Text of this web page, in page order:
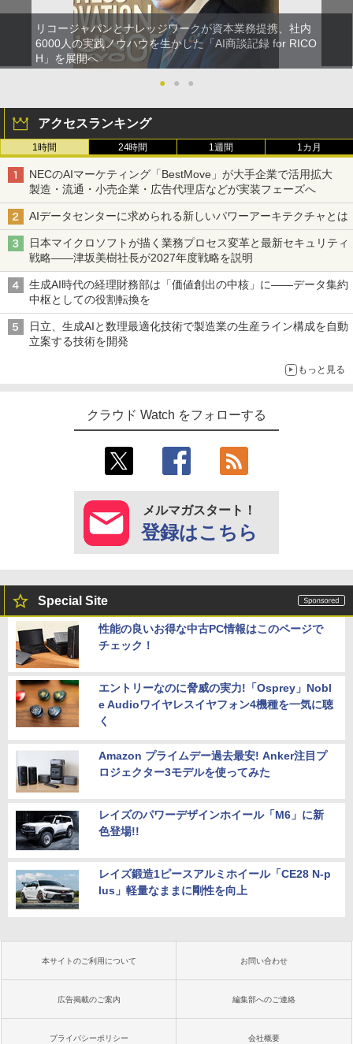
リコージャパンとナレッジワークが資本業務提携、社内
6000人の実践ノウハウを生かした「AI商談記録 for RICO
H」を展開へ
●
● ●
アクセスランキング
1時間 24時間 1週間 1カ月
NECのAIマーケティング「BestMove」が大手企業で活用拡大
製造・流通・小売企業・広告代理店などが実装フェーズへ
AIデータセンターに求められる新しいパワーアーキテクチャとは
日本マイクロソフトが描く業務プロセス変革と最新セキュリティ
戦略――津坂美樹社長が2027年度戦略を説明
生成AI時代の経理財務部は「価値創出の中核」に――データ集約
中枢としての役割転換を
日立、生成AIと数理最適化技術で製造業の生産ライン構成を自動
立案する技術を開発
もっと見る
クラウド Watch をフォローする
メルマガスタート！
登録はこちら
Special Site
性能の良いお得な中古PC情報はこのページで
チェック！
エントリーなのに脅威の実力!「Osprey」Nobl
e Audioワイヤレスイヤフォン4機種を一気に聴
く
Amazon プライムデー過去最安! Anker注目プ
ロジェクター3モデルを使ってみた
レイズのパワーデザインホイール「M6」に新
色登場!!
レイズ鍛造1ピースアルミホイール「CE28 N-p
lus」軽量なままに剛性を向上
本サイトのご利用について お問い合わせ
広告掲載のご案内 編集部へのご連絡
プライバシーポリシー 会社概要